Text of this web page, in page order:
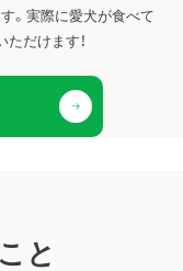
。実際に愛犬が食べて
だけます！
と